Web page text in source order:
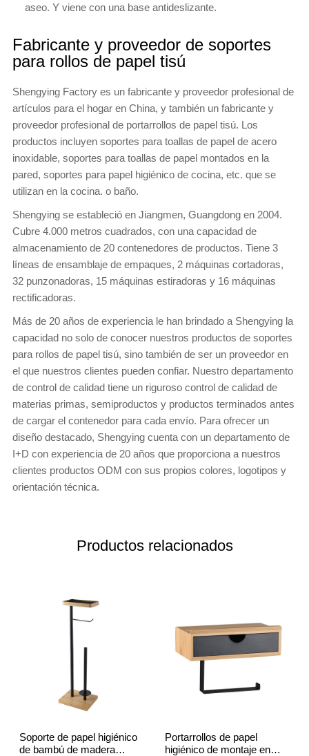
aseo. Y viene con una base antideslizante.
Fabricante y proveedor de soportes
para rollos de papel tisú
Shengying Factory es un fabricante y proveedor profesional de
artículos para el hogar en China, y también un fabricante y
proveedor profesional de portarrollos de papel tisú. Los
productos incluyen soportes para toallas de papel de acero
inoxidable, soportes para toallas de papel montados en la
pared, soportes para papel higiénico de cocina, etc. que se
utilizan en la cocina. o baño.
Shengying se estableció en Jiangmen, Guangdong en 2004.
Cubre 4.000 metros cuadrados, con una capacidad de
almacenamiento de 20 contenedores de productos. Tiene 3
líneas de ensamblaje de empaques, 2 máquinas cortadoras,
32 punzonadoras, 15 máquinas estiradoras y 16 máquinas
rectificadoras.
Más de 20 años de experiencia le han brindado a Shengying la
capacidad no solo de conocer nuestros productos de soportes
para rollos de papel tisú, sino también de ser un proveedor en
el que nuestros clientes pueden confiar. Nuestro departamento
de control de calidad tiene un riguroso control de calidad de
materias primas, semiproductos y productos terminados antes
de cargar el contenedor para cada envío. Para ofrecer un
diseño destacado, Shengying cuenta con un departamento de
I+D con experiencia de 20 años que proporciona a nuestros
clientes productos ODM con sus propios colores, logotipos y
orientación técnica.
Productos relacionados
Soporte de papel higiénico
de bambú de madera
Portarrollos de papel
higiénico de montaje en